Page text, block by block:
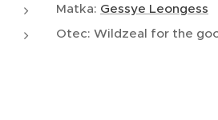
Matka: Gessye Leongess
Otec: Wildzeal for the